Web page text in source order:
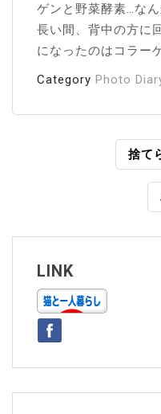
ゲンと野菜酵素…な
長い間、背中の方に
になったのはコラー
Category Photo
ビ
ゲ
ー
シ
ョ
ン
捨て
LINK